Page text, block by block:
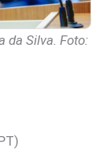
da Silva. Foto: